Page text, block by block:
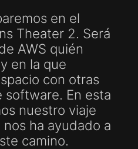
en el
Theater 2. Será
AWS quién
en la que
con otras
software. En esta
nuestro viaje
ha ayudado a
camino.